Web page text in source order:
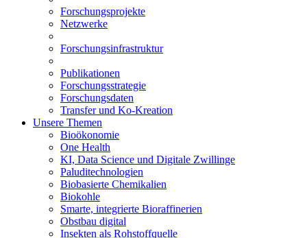
Forschungsprojekte
Netzwerke
Forschungsinfrastruktur
Publikationen
Forschungsstrategie
Forschungsdaten
Transfer und Ko-Kreation
Unsere Themen
Bioökonomie
One Health
KI, Data Science und Digitale Zwillinge
Paluditechnologien
Biobasierte Chemikalien
Biokohle
Smarte, integrierte Bioraffinerien
Obstbau digital
Insekten als Rohstoffquelle